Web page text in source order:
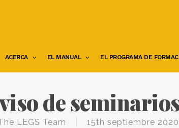
ACERCA EL MANUAL EL PROGRAMA DE
de
LEGS Team 15th septiembre 2020